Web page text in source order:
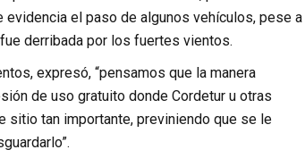
el paso de algunos vehículos, pese a
derribada por los fuertes vientos.
expresó, “pensamos que la manera
de uso gratuito donde Cordetur u otras
sitio tan importante, previniendo que se le